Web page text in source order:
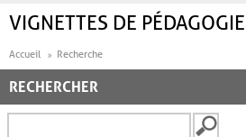
VIGNETTES DE
Accueil Recherche
RECHERCHER